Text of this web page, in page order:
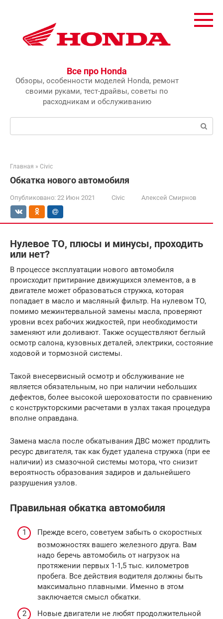
Все про Honda
Обзоры, особенности моделей Honda, ремонт
своими руками, тест-драйвы, советы по
расходникам и обслуживанию
Главная » Civic
Обкатка нового автомобиля
Опубликовано: 22 Июн 2021 Civic Алексей Смирнов
Нулевое ТО, плюсы и минусы, проходить
или нет?
В процессе эксплуатации нового автомобиля
происходит притирание движущихся элементов, а в
двигателе может образоваться стружка, которая
попадает в масло и масляный фильтр. На нулевом ТО,
помимо межинтервальной замены масла, проверяют
уровни всех рабочих жидкостей, при необходимости
заменяют или доливают. Также осуществляют беглый
осмотр салона, кузовных деталей, электрики, состояние
ходовой и тормозной системы.
Такой внесервисный осмотр и обслуживание не
является обязательным, но при наличии небольших
дефектов, более высокой шероховатости по сравнению
с конструкторскими расчетами в узлах такая процедура
вполне оправдана.
Замена масла после обкатывания ДВС может продлить
ресурс двигателя, так как будет удалена стружка (при ее
наличии) из смазочной системы мотора, что снизит
вероятность образования задиров и дальнейшего
разрушения узлов.
Правильная обкатка автомобиля
Прежде всего, советуем забыть о скоростных
возможностях вашего железного друга. Вам
надо беречь автомобиль от нагрузок на
протяжении первых 1-1,5 тыс. километров
пробега. Все действия водителя должны быть
максимально плавными. Именно в этом
заключается смысл обкатки.
Новые двигатели не любят продолжительной